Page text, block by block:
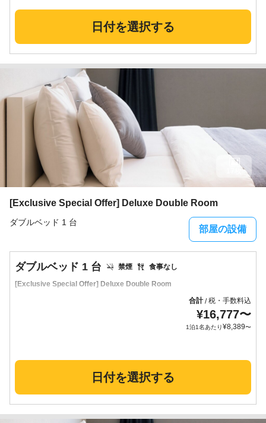
日付を選択する
[Exclusive Special Offer] Deluxe Double Room
ダブルベッド 1 台
部屋の設備
[Exclusive Special Offer] Deluxe Double Room
禁煙 食事なし
ダブルベッド 1 台
合計/税・手数料込
¥16,777〜
1泊1名あたり¥8,389〜
日付を選択する